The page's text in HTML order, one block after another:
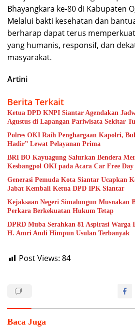
Bhayangkara ke-80 di Kabupaten
Melalui bakti kesehatan dan
berharap dapat terus
yang humanis, responsif, dan
masyarakat.
Artini
Berita Terkait
Ketua DPD KNPI Siantar Agendakan
Agustus di Lapangan Pariwisata Sekitar
Polres OKI Raih Penghargaan Kapolri,
Hadir” Lewat Pelayanan Prima
BRI BO Kayuagung Salurkan Bendera
Kesbangpol OKI pada Acara Car Free Day
Generasi Pemuda Kota Siantar Ucapkan
Jabat Kembali Ketua DPD IPK Siantar
Kejaksaan Negeri Simalungun Musnakan
Perkara Berkekuatan Hukum Tetap
DPRD Muba Serahkan 81 Aspirasi Warga
H. Amri Andi Himpun Usulan Terbanyak
Post Views: 84
Baca Juga